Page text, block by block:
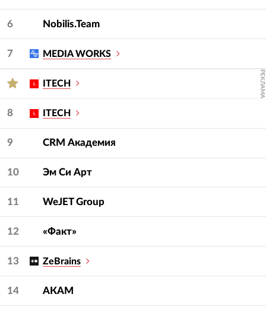
6 Nobilis.Team
7 MEDIA WORKS
ITECH РЕКЛАМА
8 ITECH
9 CRM Академия
10 Эм Си Арт
11 WeJET Group
12 «Факт»
13 ZeBrains
14 АКАМ